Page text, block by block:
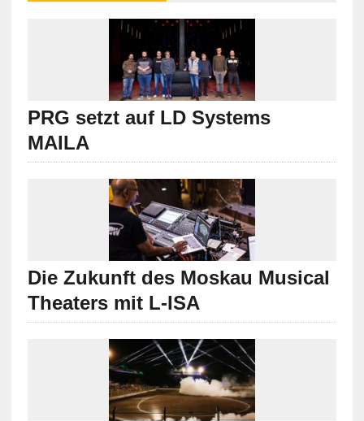
PRG setzt auf LD Systems
MAILA
Die Zukunft des Moskau Musical
Theaters mit L-ISA